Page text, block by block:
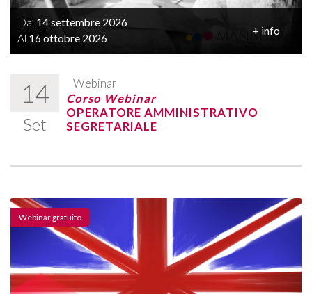
Dal 14 settembre 2026
Al 16 ottobre 2026
+ info
14
Set
Webinar
Corso Webinar
OPERATORE AMMINISTRATIVO
SEGRETARIALE
Webinar gratuito